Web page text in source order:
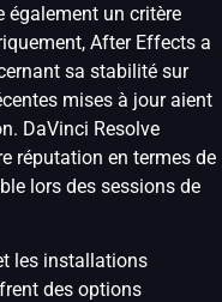
un critère
After Effects a
sa stabilité sur
mises à jour aient
DaVinci Resolve
réputation en termes de
lors des sessions de
les installations
des options